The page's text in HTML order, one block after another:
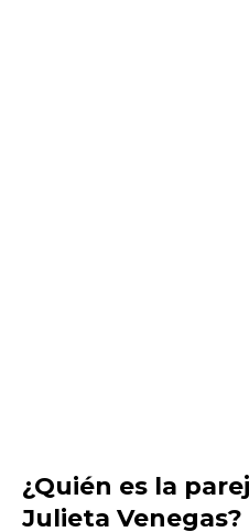
¿Quién es la
Julieta Venegas?